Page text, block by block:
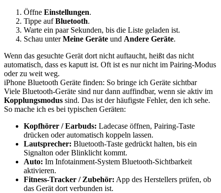
Öffne Einstellungen.
Tippe aufBluetooth.
Warte ein paar Sekunden, bis die Liste geladen ist.
Schau unterMeine Geräte und Andere Geräte.
Wenn das gesuchte Gerät dort nicht auftaucht, heißt das nicht
automatisch, dass es kaputt ist. Oft ist es nur nicht im Pairing-Modus
oder zu weit weg.
iPhone Bluetooth Geräte finden: So bringe ich Geräte sichtbar
Viele Bluetooth-Geräte sind nur dann auffindbar, wenn sie aktiv im
Kopplungsmodus sind. Das ist der häufigste Fehler, den ich sehe.
So mache ich es bei typischen Geräten:
Kopfhörer / Earbuds: Ladecase öffnen, Pairing-Taste
drücken oder automatisch koppeln lassen.
Lautsprecher: Bluetooth-Taste gedrückt halten, bis ein
Signalton oder Blinklicht kommt.
Auto: Im Infotainment-System Bluetooth-Sichtbarkeit
aktivieren.
Fitness-Tracker / Zubehör: App des Herstellers prüfen, ob
das Gerät dort verbunden ist.